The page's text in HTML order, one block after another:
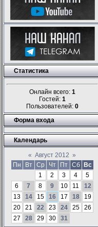
Статистика
Онлайн всего: 1
Гостей: 1
Пользователей: 0
Форма входа
Календарь
« Август 2012 »
Пн
Вт Ср Чт Пт Сб
Вс
1
2 3 4
5
6
7 8 9 10 11
12
13
14 15 16 17 18
19
20
21 22 23 24 25
26
27
28 29 30 31